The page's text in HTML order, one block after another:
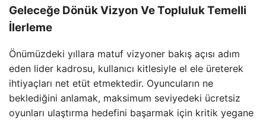
Geleceğe Dönük Vizyon Ve Topluluk Temelli
İlerleme
Önümüzdeki yıllara matuf vizyoner bakış açısı adım
eden lider kadrosu, kullanıcı kitlesiyle el ele üreterek
ihtiyaçları net etüt etmektedir. Oyuncuların ne
beklediğini anlamak, maksimum seviyedeki ücretsiz
oyunları ulaştırma hedefini başarmak için kritik yegane